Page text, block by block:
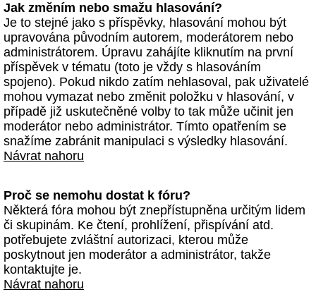
Jak změním nebo smažu hlasování?
Je to stejné jako s příspěvky, hlasování mohou být
upravována původním autorem, moderátorem nebo
administrátorem. Úpravu zahájíte kliknutím na první
příspěvek v tématu (toto je vždy s hlasováním
spojeno). Pokud nikdo zatím nehlasoval, pak uživatelé
mohou vymazat nebo změnit položku v hlasování, v
případě již uskutečněné volby to tak může učinit jen
moderátor nebo administrátor. Tímto opatřením se
snažíme zabránit manipulaci s výsledky hlasování.
Návrat nahoru
Proč se nemohu dostat k fóru?
Některá fóra mohou být znepřístupněna určitým lidem
či skupinám. Ke čtení, prohlížení, přispívání atd.
potřebujete zvláštní autorizaci, kterou může
poskytnout jen moderátor a administrátor, takže
kontaktujte je.
Návrat nahoru